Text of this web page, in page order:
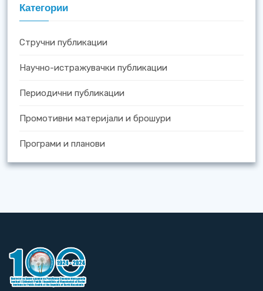
Категории
Стручни публикации
Научно-истражувачки публикации
Периодични публикации
Промотивни материјали и брошури
Програми и планови